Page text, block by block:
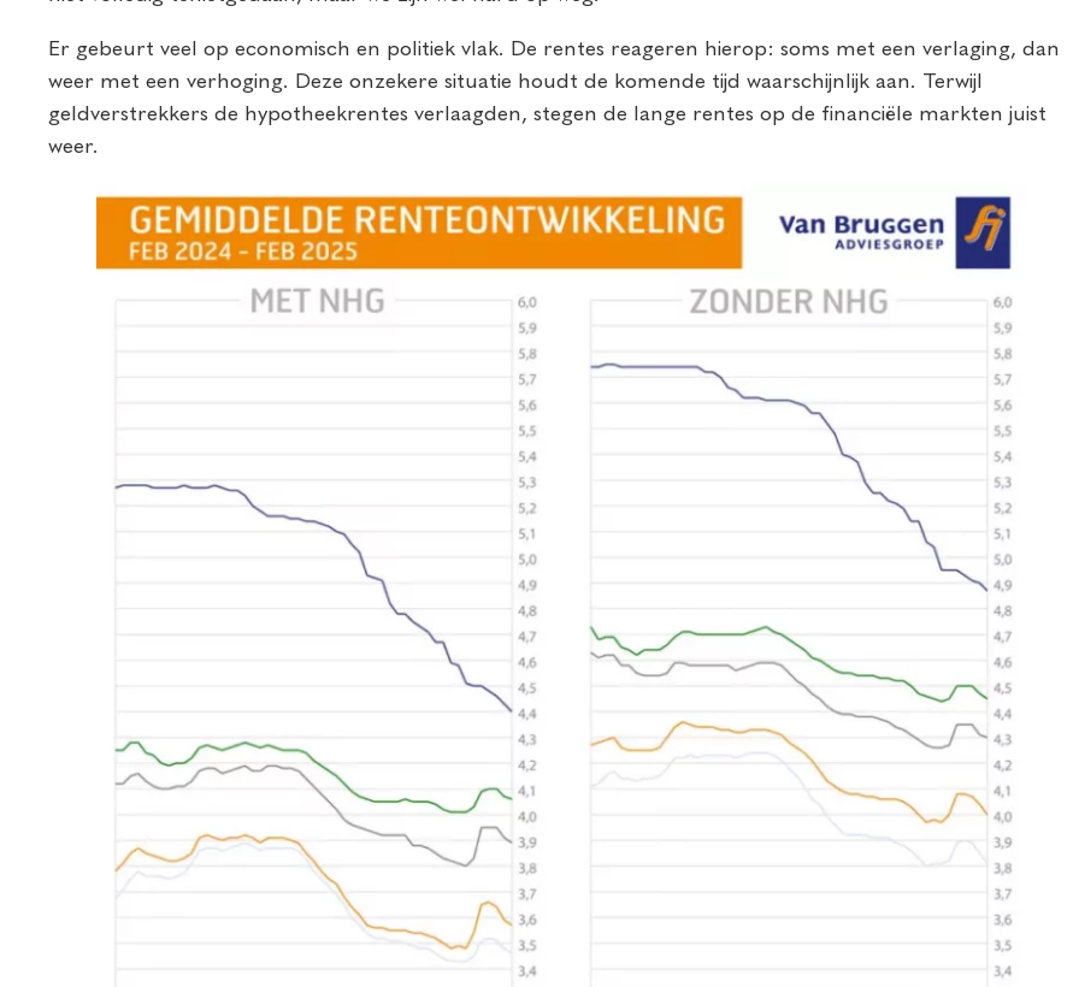
Er gebeurt veel op economisch en politiek vlak. De rentes reageren hierop: soms met een verlaging, dan
weer met een verhoging. Deze onzekere situatie houdt de komende tijd waarschijnlijk aan. Terwijl
geldverstrekkers de hypotheekrentes verlaagden, stegen de lange rentes op de financiële markten juist
weer.